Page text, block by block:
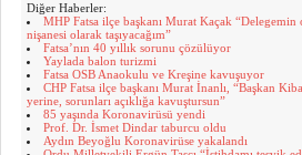
Diğer Haberler:
MHP Fatsa ilçe başkanı Murat Kaçak
nişanesi olarak taşıyacağım”
Fatsa’nın 40 yıllık sorunu çözülüyor
Yaylada balon turizmi
Fatsa OSB Anaokulu ve Kreşine kavuşuyor
CHP Fatsa ilçe başkanı Murat İnanlı, “Başkan
yerine, sorunları açıklığa kavuştursun”
85 yaşında Koronavirüsü yendi
Prof. Dr. İsmet Dindar taburcu oldu
Aydın Beyoğlu Koronavirüse yakalandı